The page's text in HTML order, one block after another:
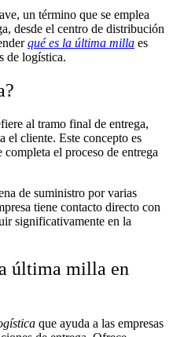
un término que se emplea
desde el centro de distribución
qué es la última milla es
de logística.
al tramo final de entrega,
el cliente. Este concepto es
el proceso de entrega
de suministro por varias
tiene contacto directo con
significativamente en la
última milla en
que ayuda a las empresas